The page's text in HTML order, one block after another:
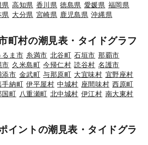
県 高知県 香川県 徳島県 愛媛県 福岡県
県 大分県 宮崎県 鹿児島県 沖縄県
町村の潮見表・タイドグラフ
るま市 糸満市 北谷町 石垣市 那覇市
市 久米島町 今帰仁村 読谷村 名護市
添市 金武町 与那原町 大宜味村 宜野座村
手納町 伊平屋村 中城村 座間味村 西原町
国町 八重瀬町 北中城村 伊江村 南大東村
イントの潮見表・タイドグラ